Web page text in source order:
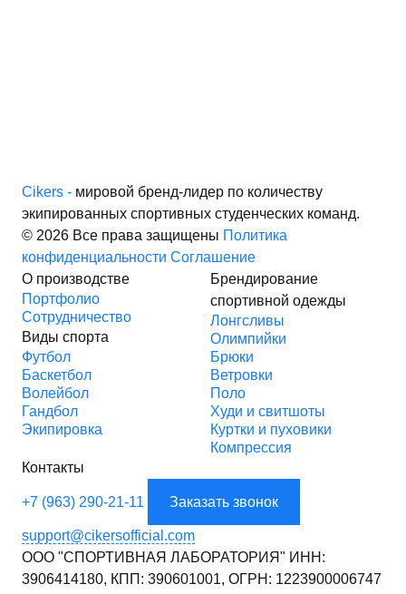
Cikers - мировой бренд-лидер по количеству
экипированных спортивных студенческих команд.
© 2026 Все права защищены Политика
конфиденциальности Соглашение
О производстве
Портфолио
Сотрудничество
Виды спорта
Футбол
Баскетбол
Волейбол
Гандбол
Экипировка
Брендирование
спортивной одежды
Лонгсливы
Олимпийки
Брюки
Ветровки
Поло
Худи и свитшоты
Куртки и пуховики
Компрессия
Контакты
+7 (963) 290-21-11 Заказать звонок
support@cikersofficial.com
ООО "СПОРТИВНАЯ ЛАБОРАТОРИЯ" ИНН:
3906414180, КПП: 390601001, ОГРН: 1223900006747